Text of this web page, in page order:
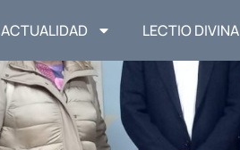
ACTUALIDAD LECTIO DIVINA